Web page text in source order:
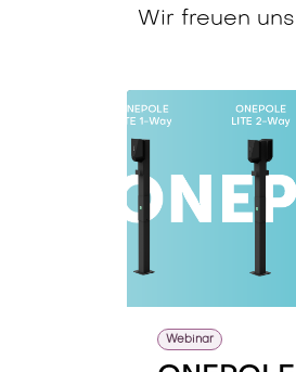
Wir freuen
Webinar